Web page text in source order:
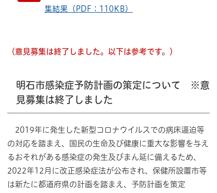
集結果（PDF：110KB）
（意見募集は終了しました。以下は参考です。）
明石市感染症予防計画の策定について ※意
見募集は終了しました
2019年に発生した新型コロナウイルスでの病床逼迫等
の対応を踏まえ、国民の生命及び健康に重大な影響を与え
るおそれがある感染症の発生及びまん延に備えるため、
2022年12月に改正感染症法が公布され、保健所設置市等
は新たに都道府県の計画を踏まえ、予防計画を策定